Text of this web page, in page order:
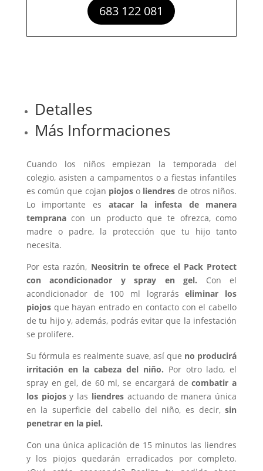
683 122 081
Detalles
Más Informaciones
Cuando los niños empiezan la temporada del
colegio, asisten a campamentos o a fiestas infantiles
es común que cojan piojoso liendres de otros niños.
Lo importante es atacar la infesta de manera
tempranacon un producto que te ofrezca, como
madre o padre, la protección que tu hijo tanto
necesita.
Por esta razón, Neositrin te ofrece el Pack Protect
con acondicionador y spray en gel. Con el
acondicionador de 100 ml lograráseliminar los
piojosque hayan entrado en contacto con el cabello
de tu hijo y, además, podrás evitar que la infestación
se prolifere.
Su fórmula es realmente suave, así que no producirá
irritación en la cabeza del niño. Por otro lado, el
spray en gel, de 60 ml, se encargará de combatir a
los piojosy las liendres actuando de manera única
en la superficie del cabello del niño, es decir,sin
penetrar en la piel.
Con una única aplicación de 15 minutos las liendres
y los piojos quedarán erradicados por completo.